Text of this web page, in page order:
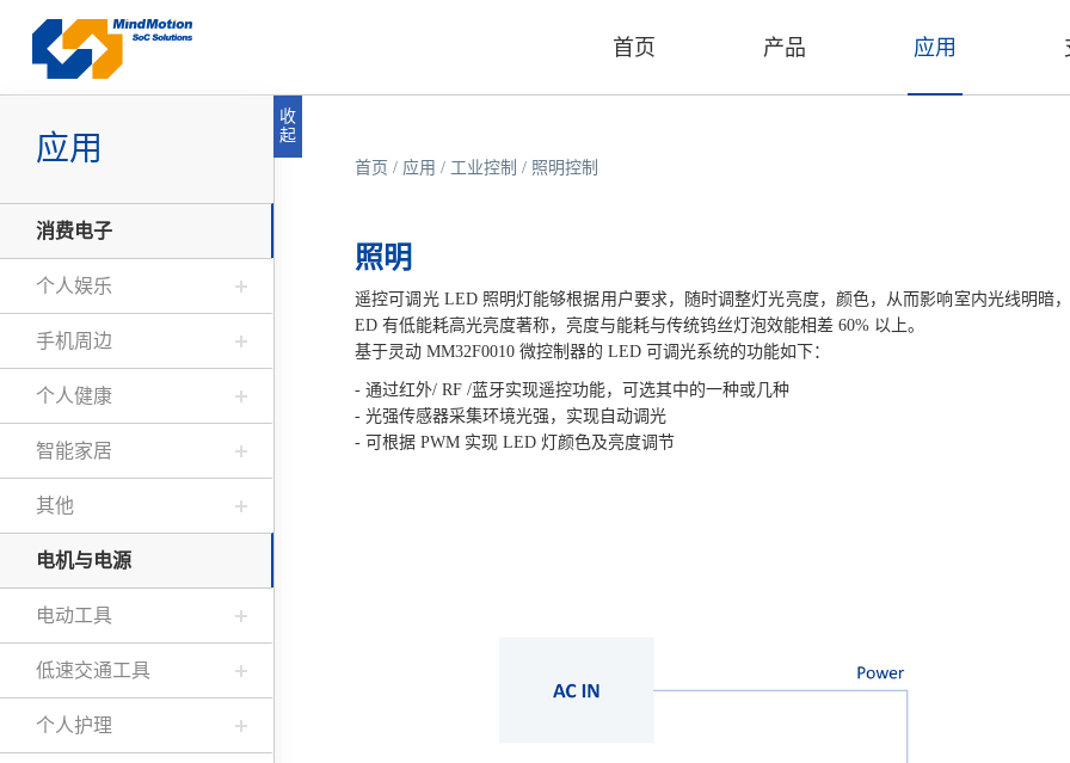
首页 产品 应用
收
起
应用
消费电子
个人娱乐
手机周边
个人健康
智能家居
其他
电机与电源
电动工具
低速交通工具
个人护理
首页 / 应用 / 工业控制 / 照明控制
照明
遥控可调光 LED 照明灯能够根据用户要求，随时调整灯光亮度，颜色，从而影响室内光线明暗
ED 有低能耗高光亮度著称，亮度与能耗与传统钨丝灯泡效能相差 60% 以上。
基于灵动 MM32F0010 微控制器的 LED 可调光系统的功能如下：
- 通过红外/ RF /蓝牙实现遥控功能，可选其中的一种或几种
- 光强传感器采集环境光强，实现自动调光
- 可根据 PWM 实现 LED 灯颜色及亮度调节